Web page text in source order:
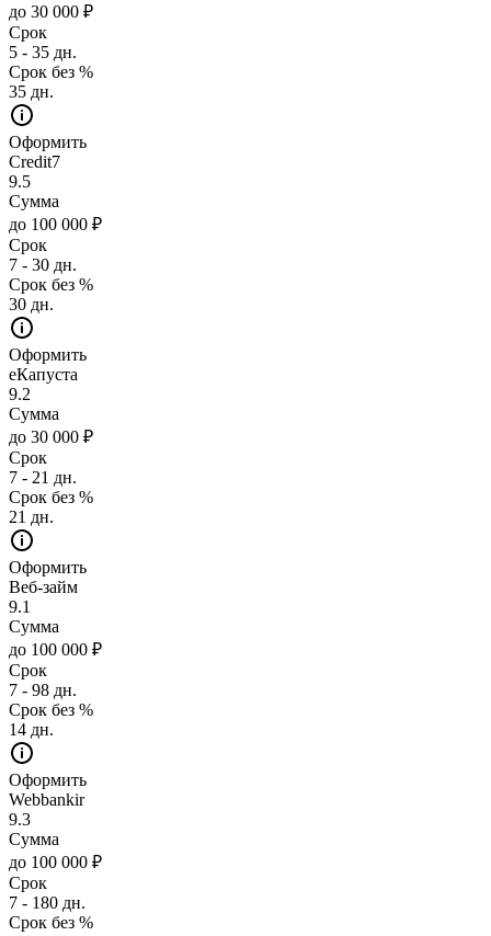
до 30 000 ₽
Срок
5 - 35 дн.
Срок без %
35 дн.
Оформить
Credit7
9.5
Сумма
до 100 000 ₽
Срок
7 - 30 дн.
Срок без %
30 дн.
Оформить
еКапуста
9.2
Сумма
до 30 000 ₽
Срок
7 - 21 дн.
Срок без %
21 дн.
Оформить
Веб-займ
9.1
Сумма
до 100 000 ₽
Срок
7 - 98 дн.
Срок без %
14 дн.
Оформить
Webbankir
9.3
Сумма
до 100 000 ₽
Срок
7 - 180 дн.
Срок без %